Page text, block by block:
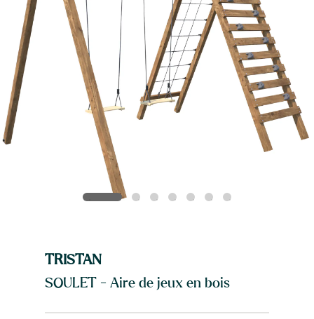
TRISTAN
SOULET - Aire de jeux en bois